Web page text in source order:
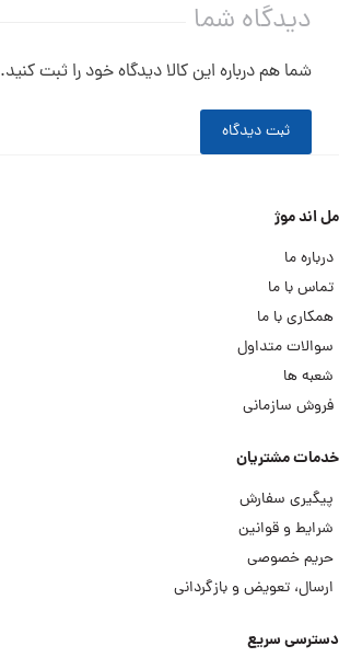
دیدگاه شما
شما هم درباره این کالا دیدگاه خود را ثبت کنید.
ثبت دیدگاه
مل اند موژ
درباره ما
تماس با ما
همکاری با ما
سوالات متداول
شعبه ها
فروش سازمانی
خدمات مشتریان
پیگیری سفارش
شرایط و قوانین
حریم خصوصی
ارسال، تعویض و بازگردانی
دسترسی سریع